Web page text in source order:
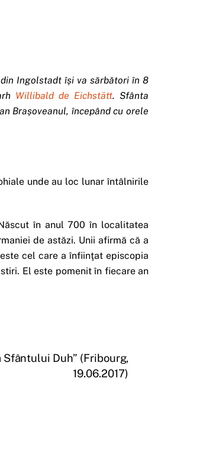
Ingolstadt își va sărbători în 8
Willibald de Eichstätt. Sfânta
Brașoveanul, începând cu orele
unde au loc lunar întâlnirile
în anul 700 în localitatea
de astăzi. Unii afirmă că a
cel care a înfiinţat episcopia
El este pomenit în fiecare an
Duh” (Fribourg,
19.06.2017)